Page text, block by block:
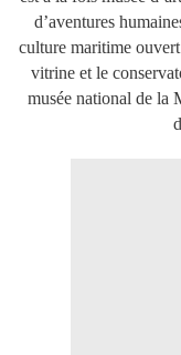
d’aventures
culture maritime
vitrine et le
musée national de la